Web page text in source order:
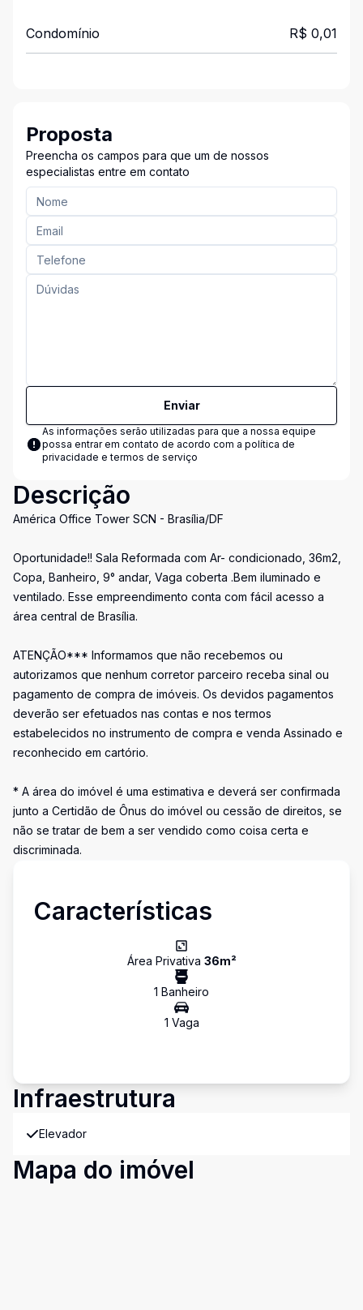
Condomínio R$ 0,01
Proposta
Preencha os campos para que um de nossos
especialistas entre em contato
Enviar
As informações serão utilizadas para que a nossa equipe
possa entrar em contato de acordo com a política de
privacidade e termos de serviço
Descrição
América Office Tower SCN - Brasília/DF
Oportunidade!! Sala Reformada com Ar- condicionado, 36m2,
Copa, Banheiro, 9° andar, Vaga coberta .Bem iluminado e
ventilado. Esse empreendimento conta com fácil acesso a
área central de Brasília.
ATENÇÃO*** Informamos que não recebemos ou
autorizamos que nenhum corretor parceiro receba sinal ou
pagamento de compra de imóveis. Os devidos pagamentos
deverão ser efetuados nas contas e nos termos
estabelecidos no instrumento de compra e venda Assinado e
reconhecido em cartório.
* A área do imóvel é uma estimativa e deverá ser confirmada
junto a Certidão de Ônus do imóvel ou cessão de direitos, se
não se tratar de bem a ser vendido como coisa certa e
discriminada.
Características
Área Privativa 36m²
1 Banheiro
1 Vaga
Infraestrutura
Elevador
Mapa do imóvel